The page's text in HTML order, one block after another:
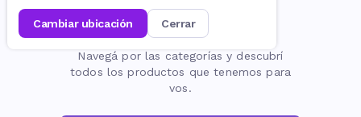
cambiar ubicación cerrar
La página no existe
Navegá por las categorías y descubrí
todos los productos que tenemos para
vos.